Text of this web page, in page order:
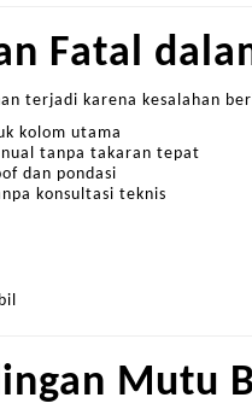
Fatal
terjadi karena kesalahan
kolom utama
tanpa takaran tepat
dan pondasi
konsultasi teknis
Mutu